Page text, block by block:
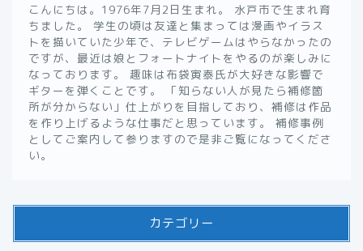
こんにちは。1976年7月2日生まれ。 水戸市で生まれ育
ちました。 学生の頃は友達と集まっては漫画やイラス
トを描いていた少年で、テレビゲームはやらなかったの
ですが、最近は娘とフォートナイトをやるのが楽しみに
なっております。 趣味は布袋寅泰氏が大好きな影響で
ギターを弾くことです。 「知らない人が見たら補修箇
所が分からない」仕上がりを目指しており、補修は作品
を作り上げるような仕事だと思っています。 補修事例
としてご案内して参りますので是非ご覧になってくださ
い。
カテゴリー